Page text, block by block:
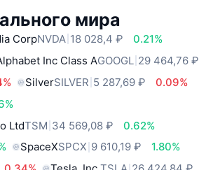
мира
CorpNVDA 18 028,4 ₽
0.21%
Inc Class AGOOGL 29 464,76 ₽
SilverSILVER 5 287,69 ₽
0.09%
LtdTSM 34 569,08 ₽
0.62%
SpaceXSPCX 9 610,19 ₽
1.80%